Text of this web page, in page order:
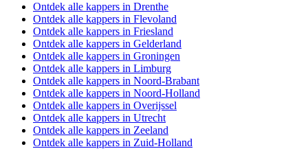
Ontdek alle kappers in Drenthe
Ontdek alle kappers in Flevoland
Ontdek alle kappers in Friesland
Ontdek alle kappers in Gelderland
Ontdek alle kappers in Groningen
Ontdek alle kappers in Limburg
Ontdek alle kappers in Noord-Brabant
Ontdek alle kappers in Noord-Holland
Ontdek alle kappers in Overijssel
Ontdek alle kappers in Utrecht
Ontdek alle kappers in Zeeland
Ontdek alle kappers in Zuid-Holland